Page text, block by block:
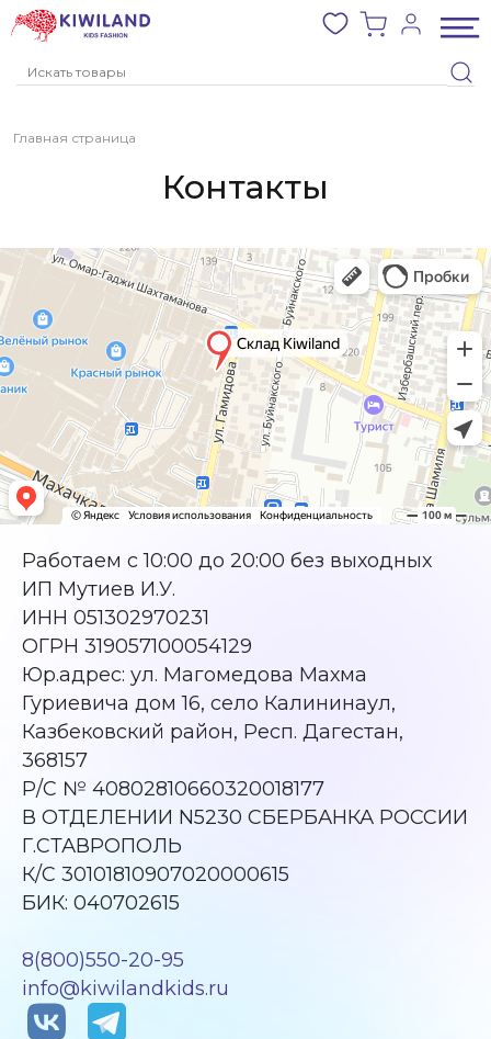
Главная страница
Контакты
Работаем с 10:00 до 20:00 без выходных
ИП Мутиев И.У.
ИНН 051302970231
ОГРН 319057100054129
Юр.адрес: ул. Магомедова Махма
Гуриевича дом 16, село Калининаул,
Казбековский район, Респ. Дагестан,
368157
Р/С № 40802810660320018177
В ОТДЕЛЕНИИ N5230 СБЕРБАНКА РОССИИ
Г.СТАВРОПОЛЬ
К/С 30101810907020000615
БИК: 040702615
8(800)550-20-95
info@kiwilandkids.ru